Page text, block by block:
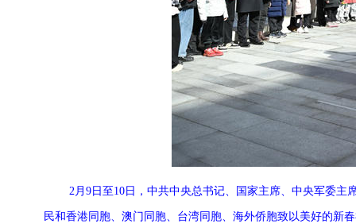
2月9日至10日，中共中央总书记、国家主席、中央军委
民和香港同胞、澳门同胞、台湾同胞、海外侨胞致以美好的新